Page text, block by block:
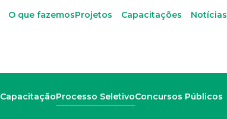
O que fazemosProjetos Capacitações Notícias
CapacitaçãoProcesso SeletivoConcursos Públicos